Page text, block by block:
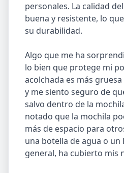
personales. La calidad
buena y resistente, lo
su durabilidad.
Algo que me ha
lo bien que protege mi
acolchada es más
y me siento seguro de
salvo dentro de la
notado que la mochila
más de espacio para
una botella de agua o un
general, ha cubierto mis